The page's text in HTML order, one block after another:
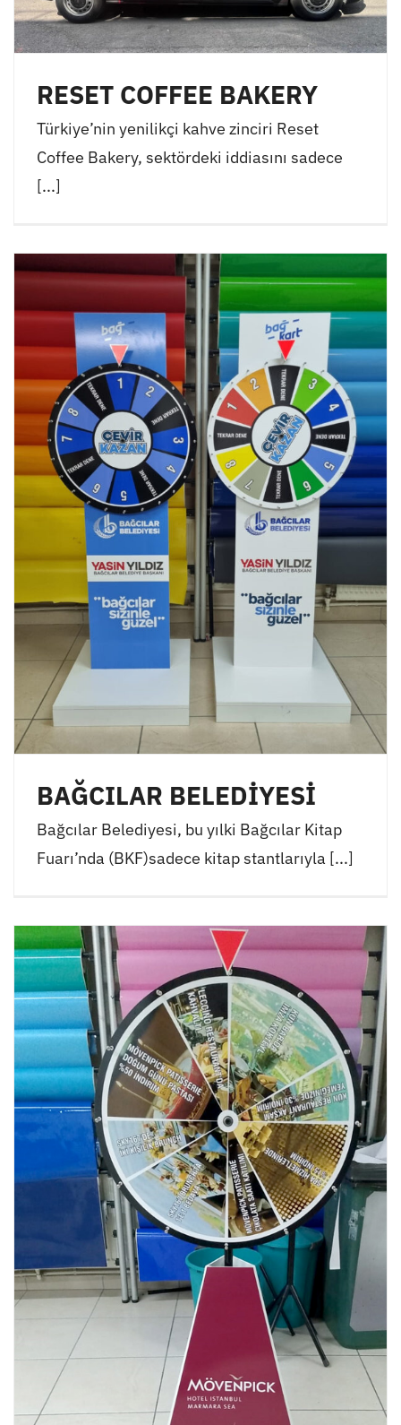
RESET COFFEE BAKERY
Türkiye’nin yenilikçi kahve zinciri Reset
Coffee Bakery, sektördeki iddiasını sadece
[...]
BAĞCILAR BELEDİYESİ
Bağcılar Belediyesi, bu yılki Bağcılar Kitap
Fuarı’nda (BKF)sadece kitap stantlarıyla [...]